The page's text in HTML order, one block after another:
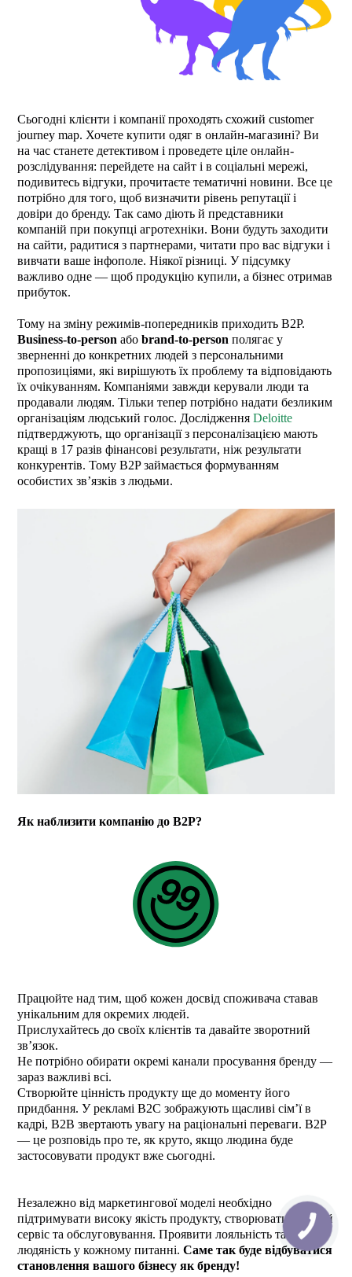
Сьогодні клієнти і компанії проходять схожий customer
journey map. Хочете купити одяг в онлайн-магазині? Ви
на час станете детективом і проведете ціле онлайн-
розслідування: перейдете на сайт і в соціальні мережі,
подивитесь відгуки, прочитаєте тематичні новини. Все це
потрібно для того, щоб визначити рівень репутації і
довіри до бренду. Так само діють й представники
компаній при покупці агротехніки. Вони будуть заходити
на сайти, радитися з партнерами, читати про вас відгуки і
вивчати ваше інфополе. Ніякої різниці. У підсумку
важливо одне — щоб продукцію купили, а бізнес отримав
прибуток.
Тому на зміну режимів-попередників приходить B2P.
Business-to-person абоbrand-to-personполягає у
зверненні до конкретних людей з персональними
пропозиціями, які вирішують їх проблему та відповідають
їх очікуванням. Компаніями завжди керували люди та
продавали людям. Тільки тепер потрібно надати безликим
організаціям людський голос. ДослідженняDeloitte
підтверджують, що організації з персоналізацією мають
кращі в 17 разів фінансові результати, ніж результати
конкурентів. Тому B2P займається формуванням
особистих зв’язків з людьми.
Як наблизити компанію до B2P?
Працюйте над тим, щоб кожен досвід споживача ставав
унікальним для окремих людей.
Прислухайтесь до своїх клієнтів та давайте зворотний
зв’язок.
Не потрібно обирати окремі канали просування бренду —
зараз важливі всі.
Створюйте цінність продукту ще до моменту його
придбання. У рекламі B2C зображують щасливі сім’ї в
кадрі, B2B звертають увагу на раціональні переваги. B2P
— це розповідь про те, як круто, якщо людина буде
застосовувати продукт вже сьогодні.
Незалежно від маркетингової моделі необхідно
підтримувати високу якість продукту, створювати кращий
сервіс та обслуговування. Проявити лояльність та
людяність у кожному питанні.Саме так буде відбуватися
становлення вашого бізнесу як бренду!